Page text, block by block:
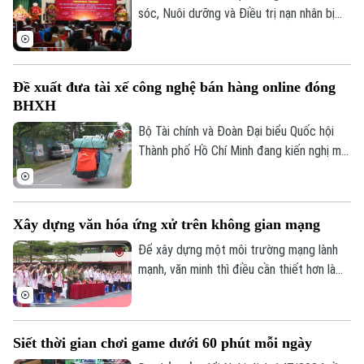
Theo dõi Hà Nội On
sóc, Nuôi dưỡng và Điều trị nạn nhân bị
nhân và gia đình nạn nhân nhiễm chất độc
Đề xuất đưa tài xế công nghệ bán hàng online đóng
BHXH
Bộ Tài chính và Đoàn Đại biểu Quốc hội
Thành phố Hồ Chí Minh đang kiến nghị mở
nghệ, người giao hàng hay người bán hàng
online trên các sàn thương mại điện tử.
Xây dựng văn hóa ứng xử trên không gian mạng
Để xây dựng một môi trường mạng lành
mạnh, văn minh thì điều cần thiết hơn là
hợp pháp của người khác. Vậy làm thế nào
Siết thời gian chơi game dưới 60 phút mỗi ngày